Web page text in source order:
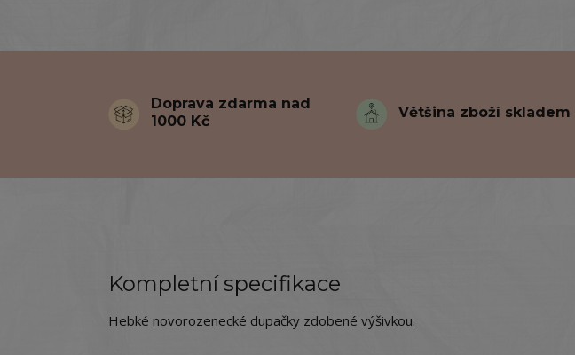
Doprava zdarma nad
1000 Kč
Většina zboží skladem
Kompletní specifikace
Hebké novorozenecké dupačky zdobené výšivkou.